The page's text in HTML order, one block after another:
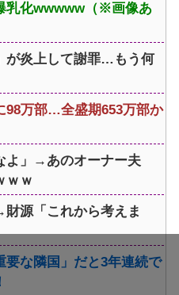
乳化wwwww（※画像あ
が炎上して謝罪…もう何
98万部…全盛期653万部か
よ」→あのオーナー夫
ｗｗ
源「これから考えま
要な隣国」だと3年連続で